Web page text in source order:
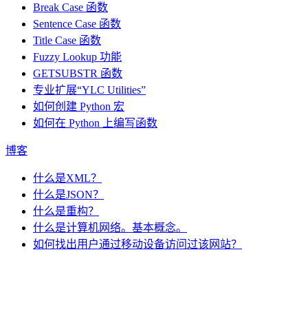
Break Case 函数
Sentence Case 函数
Title Case 函数
Fuzzy Lookup 功能
GETSUBSTR 函数
专业扩展“YLC Utilities”
如何创建 Python 宏
如何在 Python 上编写函数
博客
什么是XML？
什么是JSON？
什么是重构？
什么是计算机网络。基本概念。
如何找出用户通过移动设备访问过该网站？